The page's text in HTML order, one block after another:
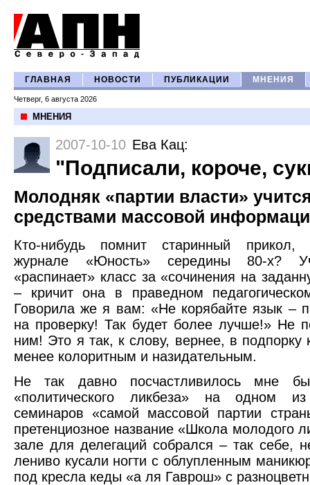
ГЛАВНАЯ НОВОСТИ ПУБЛИКАЦИИ МНЕНИЯ
Четверг, 6 августа 2026
МНЕНИЯ
2007-10-10 Ева Кац:
"Подписали, короче,
Молодняк «партии власти»
средствами массовой
Кто-нибудь помнит старинный прикол,
журнале «Юность» середины 80-х?
«распинает» класс за «сочинения на
– кричит она в праведном
Говорила же я вам: «Не корябайте язык –
на проверку! Так будет более лучше!» Не
ним! Это я так, к слову, вернее, в подпорку
менее колоритным и назидательным.
Не так давно посчастливилось мне
«политического ликбеза» на одном из
семинаров «самой массовой партии
претенциозное название «Школа молодого
зале для делегаций собрался – так себе,
лениво кусали ногти с облупленным
под кресла кеды «а ля Гаврош» с